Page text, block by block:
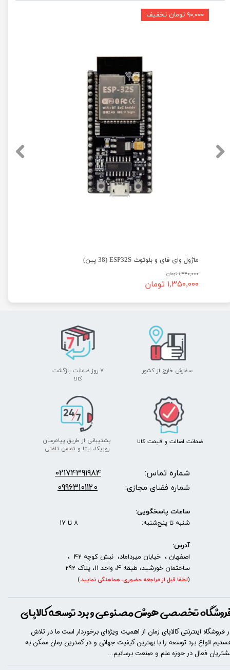
ماژول وای فای و بلوتوث ESP32S (38 پین)
۱,۴۴۰,۰۰۰ تومان
۱,۳۵۰,۰۰۰ تومان
۹۰,۰۰۰ تومان تخفیف
پشتیبانی از طریق پیامرسان
روبیکا،ایتا وتماس تلفنی
سفارش خارج از کشور
۷ روز ضمانت بازگشت
​​​​​​​کالا
ضمانت اصالت و قیمت​​​​​​​ کالا ​​​​​​​
تخصصی هوش مصنوعی و برد توسعه کالاپای
فروشگاه اینترنتی کالاپای زمان از اهمیت ویژه‌ای برخوردار است ما در تلاش
انواع برد توسعه را با​​​ بهترین کیفیت جهانی و در کمترین زمان ممکن به
فعال در حوزه علم و صنعت برسانیم...
شماره تماس: 02174391984
شماره فضای مجازی: 09963101120
ساعات پاسخگویی:
شنبه تا پنج‌شنبه: 8 تا 17
آدرس:
اصفهان ، خیابان میرداماد، نبش کوچه 42 ،
ساختمان خورشید، طبقه 4، واحد 11، پلاک 292
(لطفا قبل از مراجعه حضوری، هماهنگی نمایید.
)